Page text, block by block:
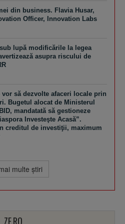
din business. Flavia Husar,
Officer, Innovation Labs
lupă modificările la legea
asupra riscului de
să dezvolte afaceri locale prin
Bugetul alocat de Ministerul
mandatată să gestioneze
Investeşte Acasă”.
creditul de investiţii, maximum
multe ştiri
ZF.RO